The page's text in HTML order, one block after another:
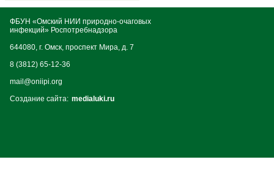
ФБУН «Омский НИИ природно-очаговых
инфекций» Роспотребнадзора
644080, г. Омск, проспект Мира, д. 7
8 (3812) 65-12-36
mail@oniipi.org
Создание сайта: medialuki.ru